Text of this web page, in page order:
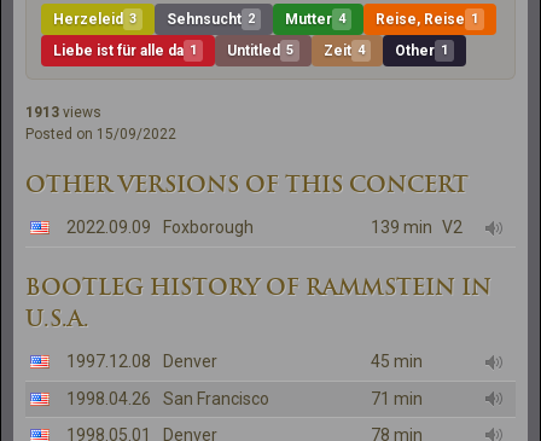
Herzeleid 3 Sehnsucht 2 Mutter 4 Reise, Reise 1
Liebe ist für alle da 1 Untitled 5 Zeit 4 Other 1
1913 views
Posted on 15/09/2022
OTHER VERSIONS OF THIS CONCERT
2022.09.09 Foxborough 139 min V2
BOOTLEG HISTORY OF RAMMSTEIN IN
U.S.A.
1997.12.08 Denver
45 min
1998.04.26
San Francisco
71 min
1998.05.01
Denver 78 min